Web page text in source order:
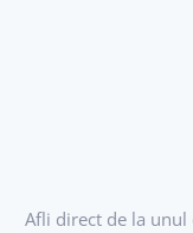
Afli direct de la